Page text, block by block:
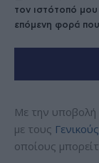
τον ιστότοπό
επόμενη φορά
Με την υποβολή
με τους
οποίους